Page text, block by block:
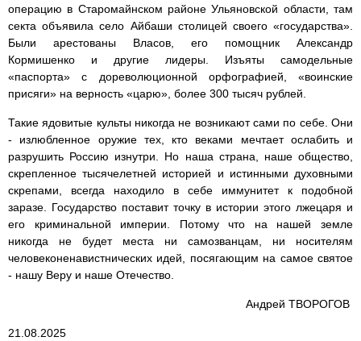
операцию в Старомайнском районе Ульяновской области, там
секта объявила село Айбаши столицей своего «государства».
Были арестованы Власов, его помощник Александр
Кормишенко и другие лидеры. Изъяты самодельные
«паспорта» с дореволюционной орфографией, «воинские
присяги» на верность «царю», более 300 тысяч рублей.
Такие ядовитые культы никогда не возникают сами по себе. Они
- излюбленное оружие тех, кто веками мечтает ослабить и
разрушить Россию изнутри. Но наша страна, наше общество,
скрепленное тысячелетней историей и истинными духовными
скрепами, всегда находило в себе иммунитет к подобной
заразе. Государство поставит точку в истории этого лжецаря и
его криминальной империи. Потому что на нашей земле
никогда не будет места ни самозванцам, ни носителям
человеконенавистнических идей, посягающим на самое святое
- нашу Веру и наше Отечество.
Андрей ТВОРОГОВ
21.08.2025